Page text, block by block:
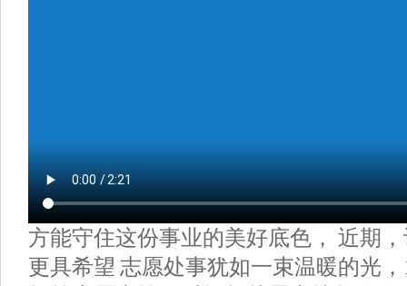
方能守住这份事业的美好底色， 近期
更具希望 志愿处事犹如一束温暖的光